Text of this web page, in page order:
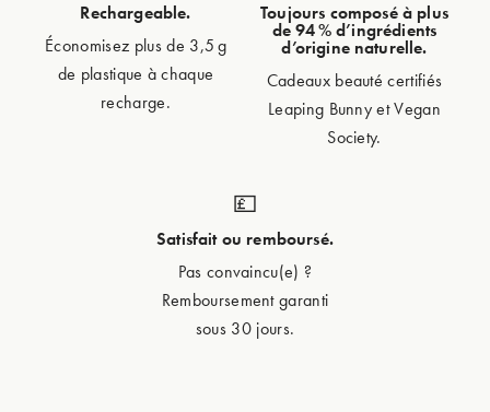
Rechargeable.
Économisez plus de 3,5 g
de plastique à chaque
recharge.
Toujours composé à plus
de 94 % d’ingrédients
d’origine naturelle.
Cadeaux beauté certifiés
Leaping Bunny et Vegan
Society.
💷
Satisfait ou remboursé.
Pas convaincu(e) ?
Remboursement garanti
sous 30 jours.